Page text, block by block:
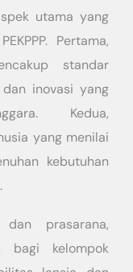
utama yang
Pertama,
standar
inovasi yang
Kedua,
yang menilai
kebutuhan
prasarana,
bagi kelompok